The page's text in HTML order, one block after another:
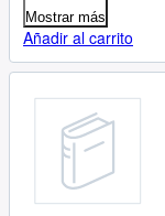
Mostrar más
Añadir al carrito